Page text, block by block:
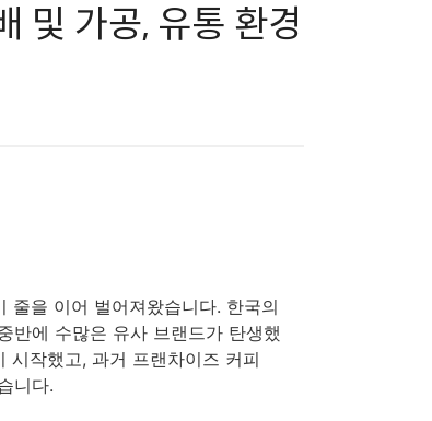
및 가공, 유통 환경
줄을 이어 벌어져왔습니다. 한국의
반에 수많은 유사 브랜드가 탄생했
시작했고, 과거 프랜차이즈 커피
니다.